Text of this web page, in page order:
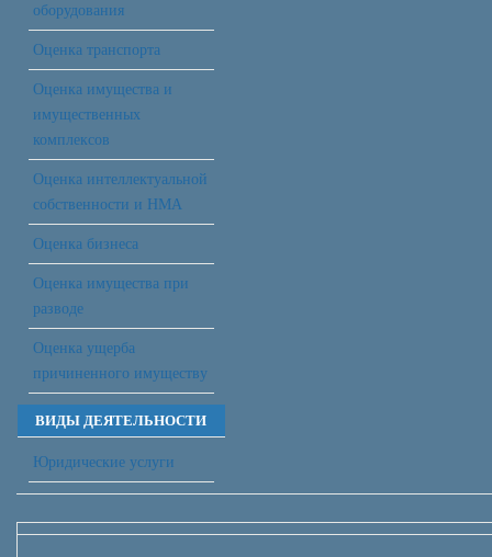
оборудования
Оценка транспорта
Оценка имущества и
имущественных
комплексов
Оценка интеллектуальной
собственности и НМА
Оценка бизнеса
Оценка имущества при
разводе
Оценка ущерба
причиненного имуществу
ВИДЫ ДЕЯТЕЛЬНОСТИ
Юридические услуги